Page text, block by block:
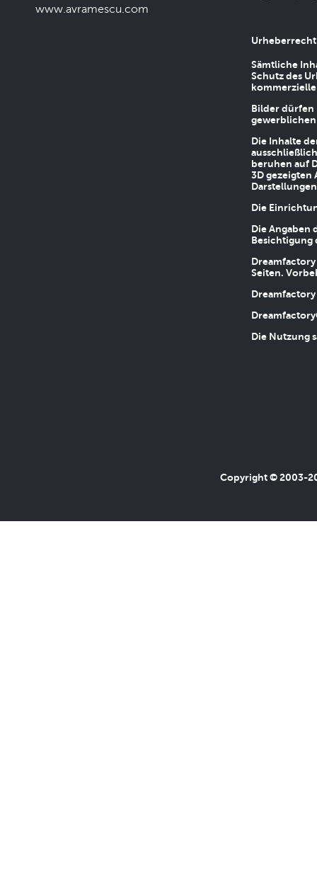
www.avramescu.com
Urheberrecht
Sämtliche
Schutz des
Bilder dürfen
Die Inhalte
beruhen auf
3D gezeigten
Die
Die
Besichtigung
Seiten.
Die Nutzung
Copyright © 2003-